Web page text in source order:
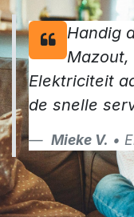
Handig
Mazout,
Elektriciteit
de snelle
Mieke V. •